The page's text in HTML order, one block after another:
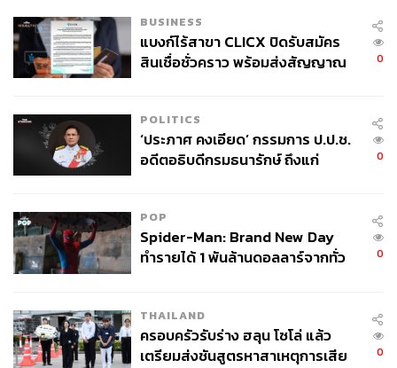
BUSINESS
แบงก์ไร้สาขา CLICX ปิดรับสมัคร
สินเชื่อชั่วคราว พร้อมส่งสัญญาณ
0
POLITICS
‘ประภาศ คงเอียด’ กรรมการ ป.ป.ช.
อดีตอธิบดีกรมธนารักษ์ ถึงแก่
0
POP
Spider-Man: Brand New Day
ทำรายได้ 1 พันล้านดอลลาร์จากทั่ว
0
THAILAND
ครอบครัวรับร่าง ฮลุน โซโล่ แล้ว
เตรียมส่งชันสูตรหาสาเหตุการเสีย
0